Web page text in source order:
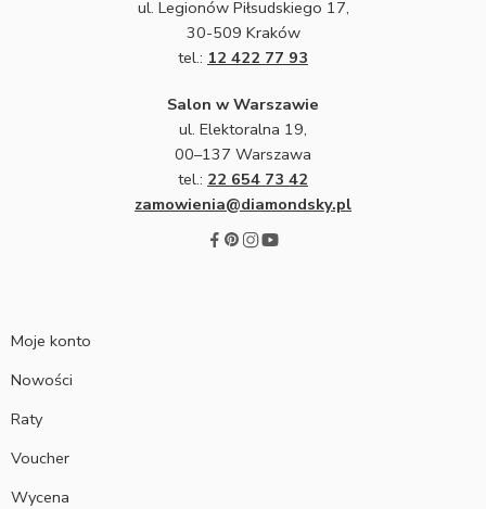
ul. Legionów Piłsudskiego 17,
30-509 Kraków
tel.: 12 422 77 93
Salon w Warszawie
ul. Elektoralna 19,
00–137 Warszawa
tel.: 22 654 73 42
zamowienia@diamondsky.pl
Moje konto
Nowości
Raty
Voucher
Wycena